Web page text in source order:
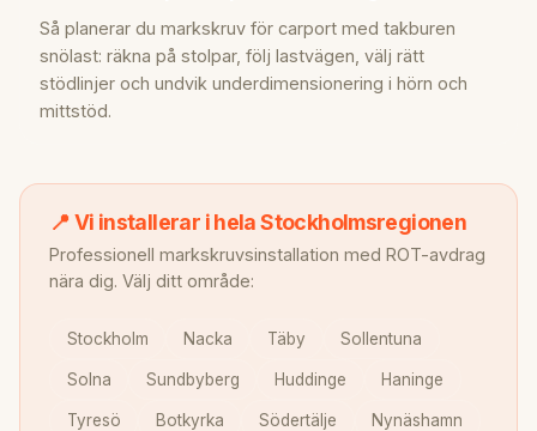
Så planerar du markskruv för carport med takburen
snölast: räkna på stolpar, följ lastvägen, välj rätt
stödlinjer och undvik underdimensionering i hörn och
mittstöd.
📍 Vi installerar i hela Stockholmsregionen
Professionell markskruvsinstallation med ROT-avdrag
nära dig. Välj ditt område:
Stockholm Nacka Täby Sollentuna
Solna Sundbyberg Huddinge Haninge
Tyresö Botkyrka Södertälje Nynäshamn